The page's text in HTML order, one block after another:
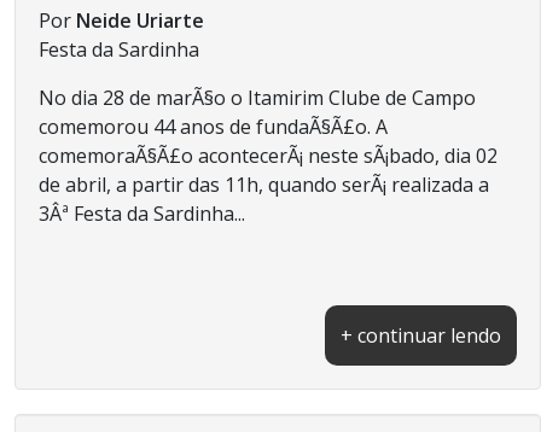
Por Neide Uriarte
Festa da Sardinha
No dia 28 de marÃ§o o Itamirim Clube de Campo
comemorou 44 anos de fundaÃ§Ã£o. A
comemoraÃ§Ã£o acontecerÃ¡ neste sÃ¡bado, dia 02
de abril, a partir das 11h, quando serÃ¡ realizada a
3Âª Festa da Sardinha...
+ continuar lendo